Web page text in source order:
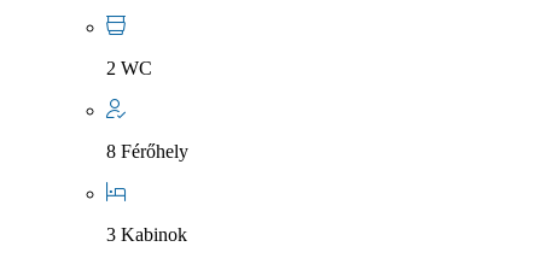
2 WC
8 Férőhely
3 Kabinok